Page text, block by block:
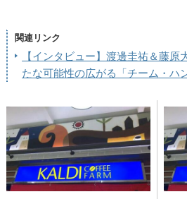
関連リンク
【インタビュー】渡邊圭祐＆藤
たな可能性の広がる「チーム・ハ